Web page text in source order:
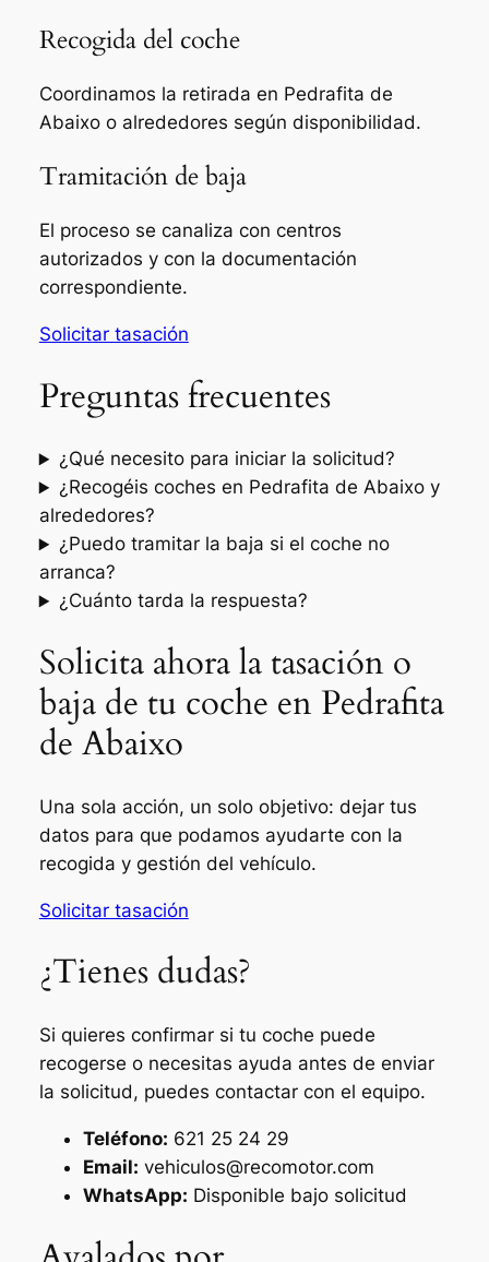
Recogida del coche
Coordinamos la retirada en Pedrafita de
Abaixo o alrededores según disponibilidad.
Tramitación de baja
El proceso se canaliza con centros
autorizados y con la documentación
correspondiente.
Solicitar tasación
Preguntas frecuentes
¿Qué necesito para iniciar la solicitud?
¿Recogéis coches en Pedrafita de Abaixo y
alrededores?
¿Puedo tramitar la baja si el coche no
arranca?
¿Cuánto tarda la respuesta?
Solicita ahora la tasación o
baja de tu coche en Pedrafita
de Abaixo
Una sola acción, un solo objetivo: dejar tus
datos para que podamos ayudarte con la
recogida y gestión del vehículo.
Solicitar tasación
¿Tienes dudas?
Si quieres confirmar si tu coche puede
recogerse o necesitas ayuda antes de enviar
la solicitud, puedes contactar con el equipo.
Teléfono: 621 25 24 29
Email: vehiculos@recomotor.com
WhatsApp: Disponible bajo solicitud